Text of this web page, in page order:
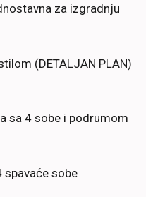
za izgradnju
(DETALJAN PLAN)
sa 4 sobe i podrumom
spavaće sobe